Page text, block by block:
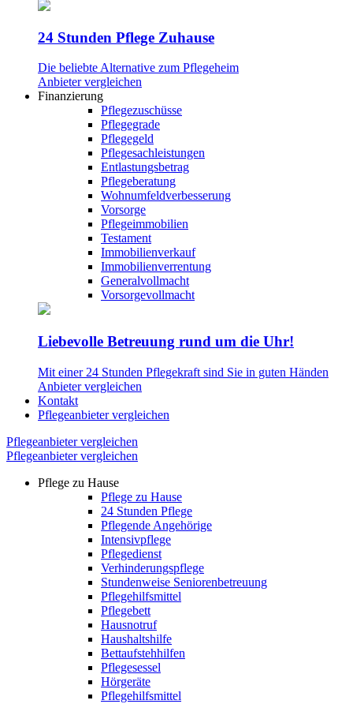
24 Stunden Pflege Zuhause
Die beliebte Alternative zum Pflegeheim
Anbieter vergleichen
Finanzierung
Pflegezuschüsse
Pflegegrade
Pflegegeld
Pflegesachleistungen
Entlastungsbetrag
Pflegeberatung
Wohnumfeldverbesserung
Vorsorge
Pflegeimmobilien
Testament
Immobilienverkauf
Immobilienverrentung
Generalvollmacht
Vorsorgevollmacht
Liebevolle Betreuung rund um die Uhr!
Mit einer 24 Stunden Pflegekraft sind Sie in guten Händen
Anbieter vergleichen
Kontakt
Pflegeanbieter vergleichen
Pflegeanbieter vergleichen
Pflegeanbieter vergleichen
Pflege zu Hause
Pflege zu Hause
24 Stunden Pflege
Pflegende Angehörige
Intensivpflege
Pflegedienst
Verhinderungspflege
Stundenweise Seniorenbetreuung
Pflegehilfsmittel
Pflegebett
Hausnotruf
Haushaltshilfe
Bettaufstehhilfen
Pflegesessel
Hörgeräte
Pflegehilfsmittel